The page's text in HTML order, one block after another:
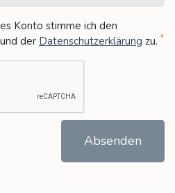
Konto stimme ich den
und der Datenschutzerklärung zu. *
Absenden